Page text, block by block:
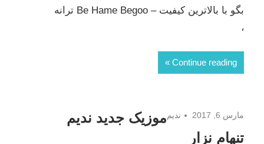
بگو با بالاترین کیفیت – Be Hame Begoo ترانه
،
Continue reading
مارس 6, 2017 ندیمموزیک جدید ندیم
تنهام نزار